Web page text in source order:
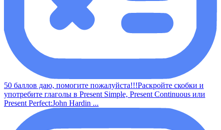
50 баллов даю, помогите пожалуйста!!!Раскройте скобки и
употребите глаголы в Present Simple, Present Continuous или
Present Perfect:John Hardin ...